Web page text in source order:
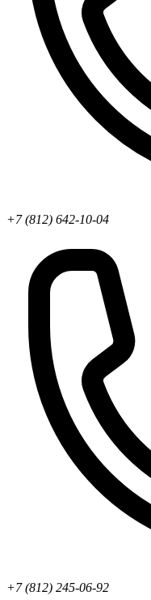
+7 (812) 642-10-04
+7 (812) 245-06-92